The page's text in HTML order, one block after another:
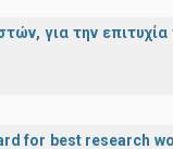
για την
for best research